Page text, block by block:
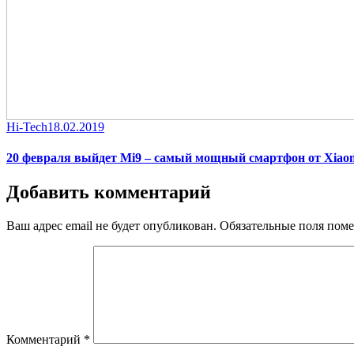
Category
Hi-TechPosted
18.02.2019
20 февраля выйдет Mi9 – самый мощный смартфон от
Добавить комментарий
Ваш адрес email не будет опубликован. Обязательные поля
Комментарий *